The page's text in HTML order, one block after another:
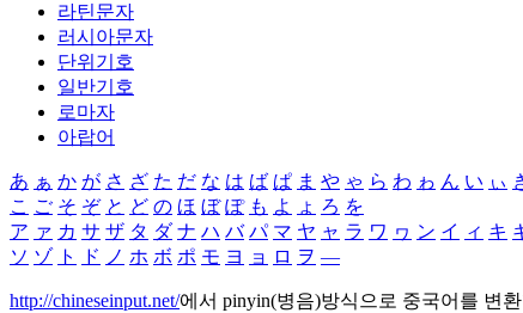
라틴문자
러시아문자
단위기호
일반기호
로마자
아랍어
あ ぁ か が さ ざ た だ な は ば ぱ ま や ゃ ら わ ゎ ん い ぃ
こ ご そ ぞ と ど の ほ ぼ ぽ も よ ょ ろ を
ア ァ カ サ ザ タ ダ ナ ハ バ パ マ ヤ ャ ラ ワ ヮ ン イ ィ キ
ソ ゾ ト ド ノ ホ ボ ポ モ ヨ ョ ロ ヲ ―
http://chineseinput.net/에서 pinyin(병음)방식으로 중국어를 변